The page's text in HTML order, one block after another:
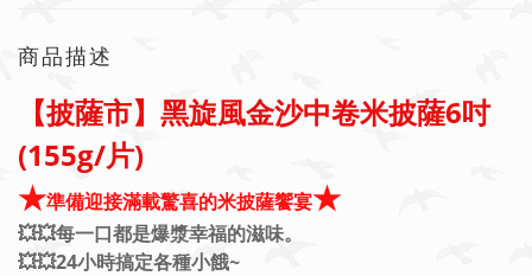
商品描述
【披薩市】黑旋風金沙中卷米披薩6吋
(155g/片)
★準備迎接滿載驚喜的米披薩饗宴★
💥💥每一口都是爆漿幸福的滋味。
💥💥24小時搞定各種小餓~